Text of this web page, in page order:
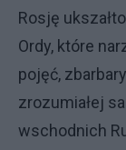
Rosję
Ordy, które
pojęć,
zrozumiałej
wschodnich